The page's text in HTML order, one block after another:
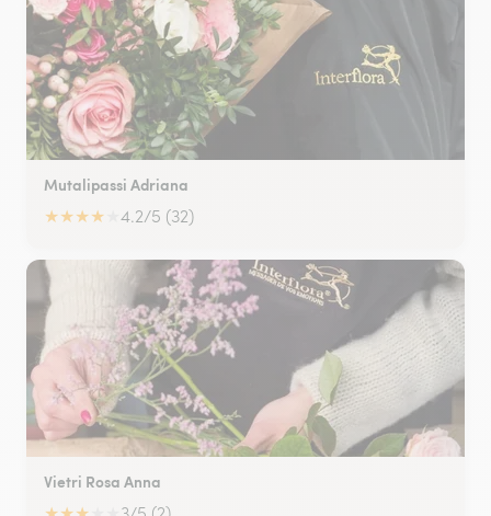
Mutalipassi Adriana
★★★★ 4.2/5 (32)
Vietri Rosa Anna